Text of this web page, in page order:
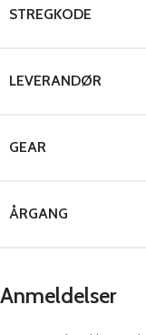
STREGKODE
LEVERANDØR
GEAR
ÅRGANG
Anmeldelser